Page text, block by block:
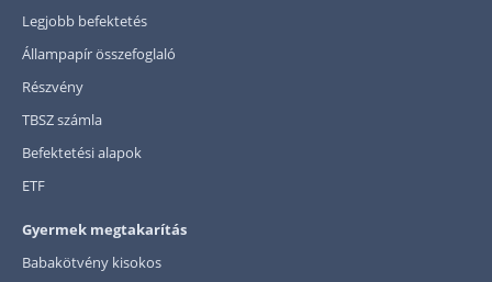
Legjobb befektetés
Állampapír összefoglaló
Részvény
TBSZ számla
Befektetési alapok
ETF
Gyermek megtakarítás
Babakötvény kisokos